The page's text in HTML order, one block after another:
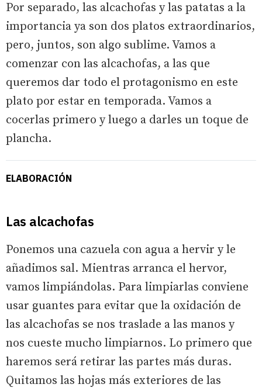
Por separado, las alcachofas y las patatas a la
importancia ya son dos platos extraordinarios,
pero, juntos, son algo sublime. Vamos a
comenzar con las alcachofas, a las que
queremos dar todo el protagonismo en este
plato por estar en temporada. Vamos a
cocerlas primero y luego a darles un toque de
plancha.
ELABORACIÓN
Las alcachofas
Ponemos una cazuela con agua a hervir y le
añadimos sal. Mientras arranca el hervor,
vamos limpiándolas. Para limpiarlas conviene
usar guantes para evitar que la oxidación de
las alcachofas se nos traslade a las manos y
nos cueste mucho limpiarnos. Lo primero que
haremos será retirar las partes más duras.
Quitamos las hojas más exteriores de las